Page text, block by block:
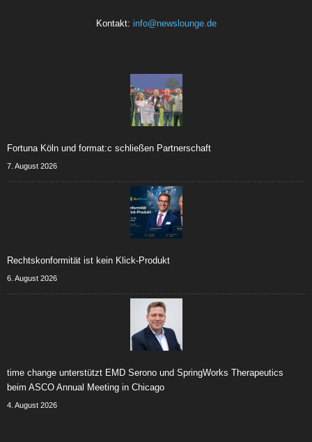
Kontakt: info@newslounge.de
Fortuna Köln und format:c schließen Partnerschaft
7. August 2026
Rechtskonformität ist kein Klick-Produkt
6. August 2026
time change unterstützt EMD Serono und SpringWorks Therapeutics
beim ASCO Annual Meeting in Chicago
4. August 2026